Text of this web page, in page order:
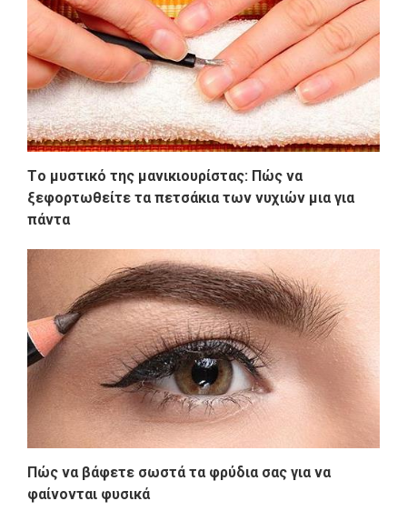
Tο μυστικό της μανικιουρίστας: Πώς να
ξεφορτωθείτε τα πετσάκια των νυχιών μια για
πάντα
Πώς να βάφετε σωστά τα φρύδια σας για να
φαίνονται φυσικά